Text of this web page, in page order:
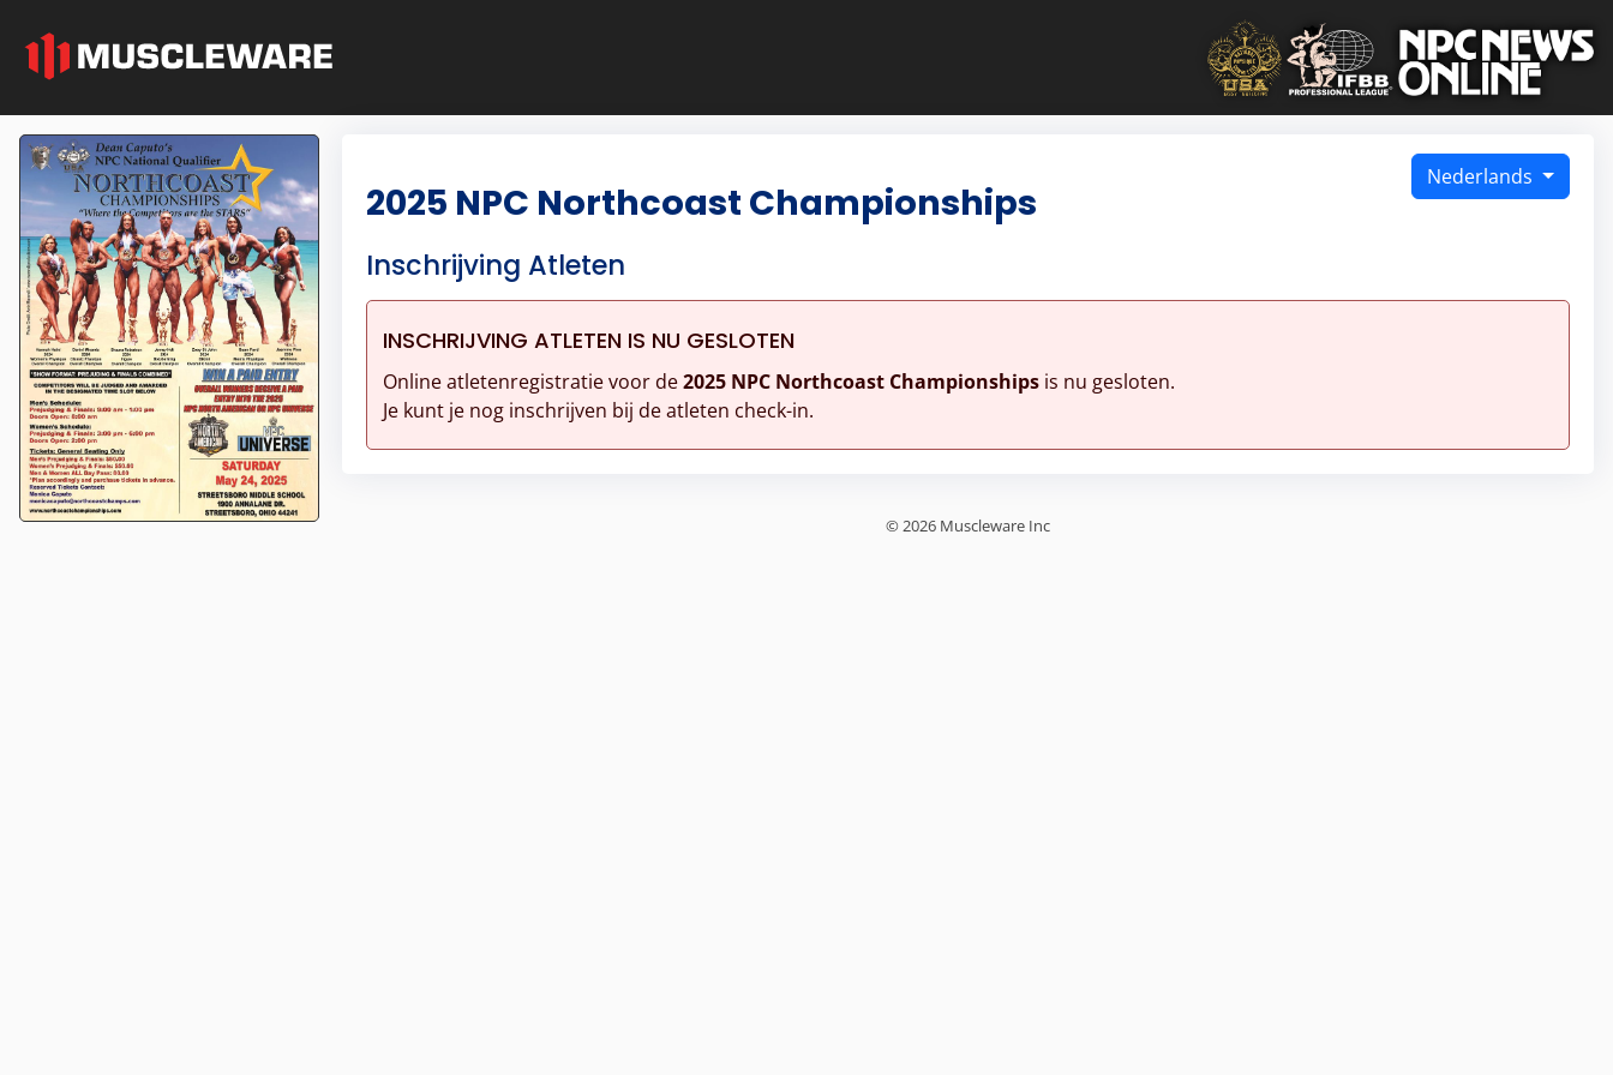
Nederlands
2025 NPC Northcoast Championships
Inschrijving Atleten
INSCHRIJVING ATLETEN IS NU GESLOTEN
Online atletenregistratie voor de2025 NPC Northcoast Championshipsis nu gesloten.
Je kunt je nog inschrijven bij de atleten check-in.
© 2026 Muscleware Inc